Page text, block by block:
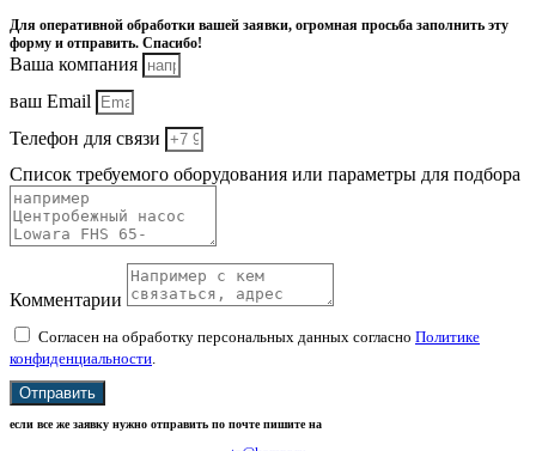
Для оперативной обработки вашей заявки, огромная просьба заполнить эту
форму и отправить. Спасибо!
Ваша компания
ваш Email
Телефон для связи
Список требуемого оборудования или параметры для подбора
Комментарии
Согласен на обработку персональных данных согласно Политике
конфиденциальности
Отправить
если все же заявку нужно отправить по почте пишите на